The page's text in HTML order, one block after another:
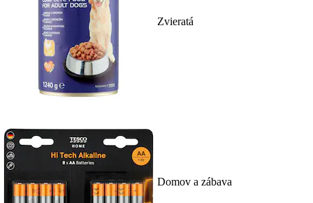
Zvieratá
Domov a zábava